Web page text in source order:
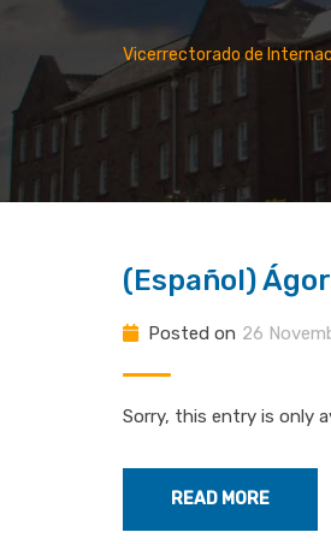
Vicerrectorado de
(Español)
Posted on 26
Sorry, this entry is only
READ MORE